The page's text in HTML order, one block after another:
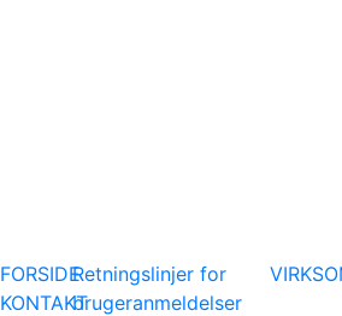
FORSIDE
KONTAKT
Retningslinjer for
brugeranmeldelser